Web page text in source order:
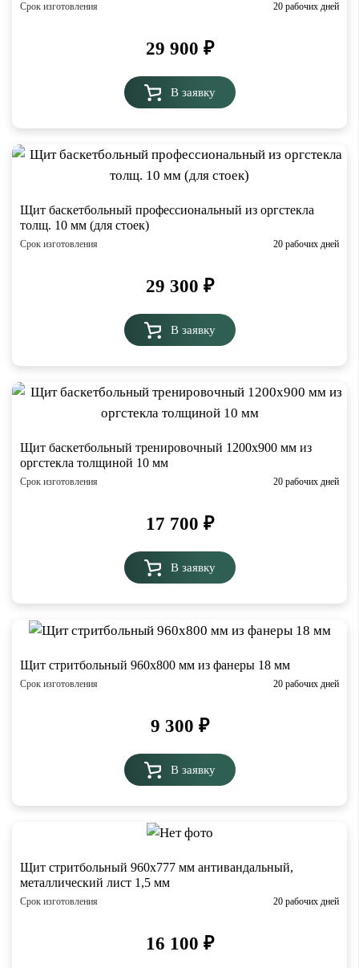
Срок изготовления 20 рабочих дней
29 900 ₽
В заявку
Щит баскетбольный профессиональный из оргстекла
толщ. 10 мм (для стоек)
Срок изготовления 20 рабочих дней
29 300 ₽
В заявку
Щит баскетбольный тренировочный 1200х900 мм из
оргстекла толщиной 10 мм
Срок изготовления 20 рабочих дней
17 700 ₽
В заявку
Щит стритбольный 960х800 мм из фанеры 18 мм
Срок изготовления 20 рабочих дней
9 300 ₽
В заявку
Щит стритбольный 960х777 мм антивандальный,
металлический лист 1,5 мм
Срок изготовления 20 рабочих дней
16 100 ₽